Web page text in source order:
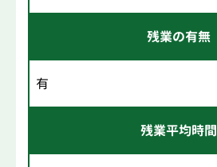
残業の有無
有
残業平均時間